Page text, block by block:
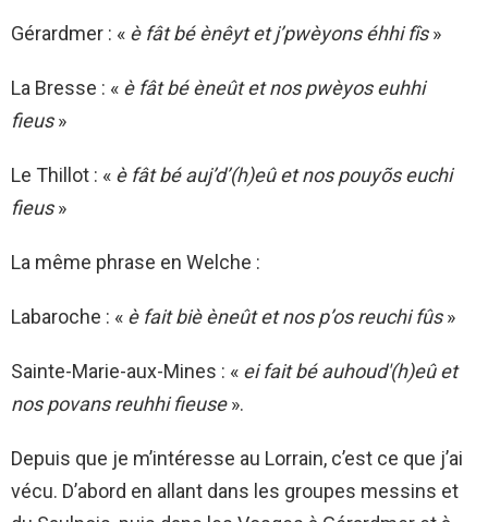
Gérardmer : « è fât bé ènêyt et j’pwèyons éhhi fîs»
La Bresse : « è fât bé èneût et nos pwèyos euhhi
fieus»
Le Thillot : « è fât bé auj’d’(h)eû et nos pouyõs euchi
fieus»
La même phrase en Welche :
Labaroche : « è fait biè èneût et nos p’os reuchi fûs»
Sainte-Marie-aux-Mines : « ei fait bé auhoud'(h)eû et
nos povans reuhhi fieuse».
Depuis que je m’intéresse au Lorrain, c’est ce que j’ai
vécu. D’abord en allant dans les groupes messins et